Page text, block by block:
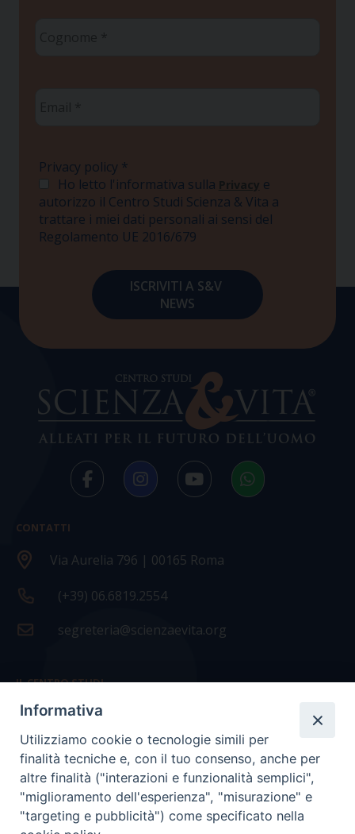
Privacy policy *
Ho letto l'informativa sulla Privacy e
autorizzo il Centro Studi Scienza & Vita a
trattare i miei dati personali ai sensi del
Regolamento UE 2016/679
CONTATTI
Via Aurelia 796 | 00165 Roma
(+39) 06.6819.2554
segreteria@scienzaevita.org
IL CENTRO STUDI
La nostra storia
Statuto
Presidenza e ufficio presidenza
Consiglio scientifico
Informativa
Utilizziamo cookie o tecnologie simili per
finalità tecniche e, con il tuo consenso, anche per
altre finalità ("interazioni e funzionalità semplici",
"miglioramento dell'esperienza", "misurazione" e
"targeting e pubblicità") come specificato nella